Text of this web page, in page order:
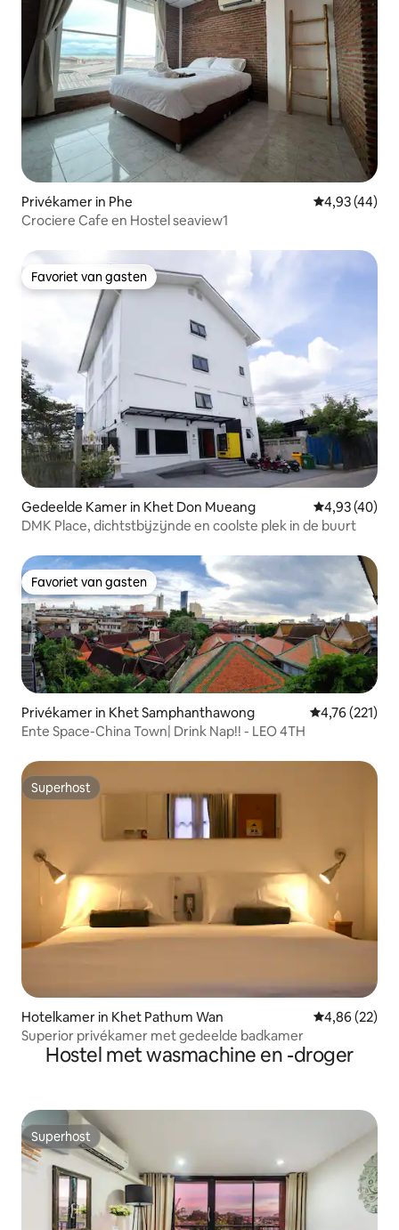
Privékamer in Phe Gemiddelde
4,93 (44)
Crociere Cafe en Hostel seaview1
Favoriet van gasten
Favoriet van gasten
Gedeelde Kamer in Khet Don Mueang Gemiddelde
4,93 (40)
DMK Place, dichtstbijzijnde en coolste plek in de buurt
Favoriet van gasten
Favoriet van gasten
Privékamer in Khet Samphanthawong Gemiddelde
4,76 (221)
Ente Space-China Town| Drink Nap!! - LEO 4TH
Superhost
Superhost
Hotelkamer in Khet Pathum Wan Gemiddelde
4,86 (22)
Superior privékamer met gedeelde badkamer
Hostel met wasmachine en -droger
Superhost
Superhost